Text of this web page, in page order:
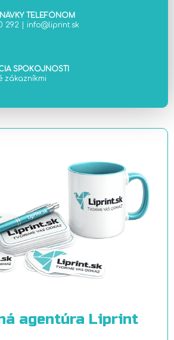
ý
p
TELEFÓNOM
292 | info@liprint.sk
SPOKOJNOSTI
zákazníkmi
agentúra Liprint